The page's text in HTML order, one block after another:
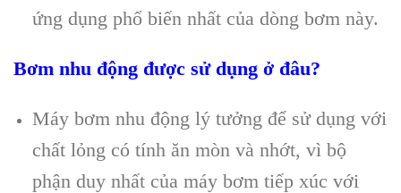
ứng dụng phổ biến nhất của dòng bơm này.
Bơm nhu động được sử dụng ở đâu?
Máy bơm nhu động lý tưởng để sử dụng với
chất lỏng có tính ăn mòn và nhớt, vì bộ
phận duy nhất của máy bơm tiếp xúc với